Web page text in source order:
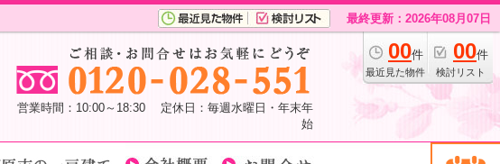
最終更新：2026年08月07日
00件
最近見た物件
00件
検討リスト
営業時間：10:00～18:30 定休日：毎週水曜日・年末年
始